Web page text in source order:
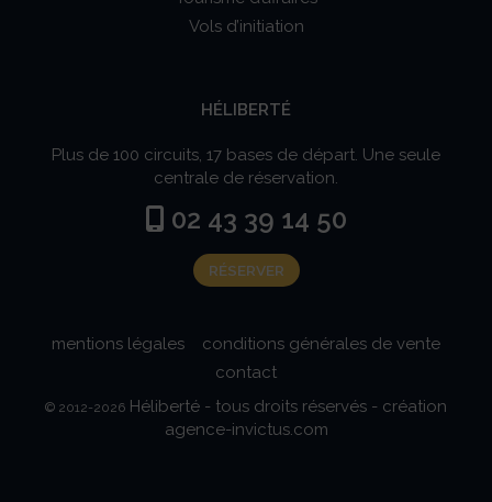
Vols d’initiation
HÉLIBERTÉ
Plus de 100 circuits, 17 bases de départ. Une seule
centrale de réservation.
 02 43 39 14 50
RÉSERVER
mentions légales
conditions générales de vente
contact
© 2012-2026 Héliberté - tous droits réservés - création
agence-invictus.com